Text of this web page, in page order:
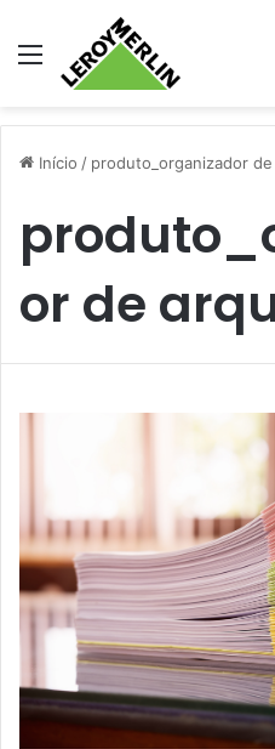
Menu
Início / produto_organizador
or de